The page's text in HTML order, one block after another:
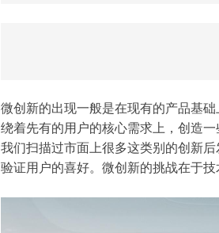
微创新的出现一般是在现有的产品基
绕着先有的用户的核心需求上，创造
我们扫描过市面上很多这类别的创新
验证用户的喜好。 微创新的挑战在于